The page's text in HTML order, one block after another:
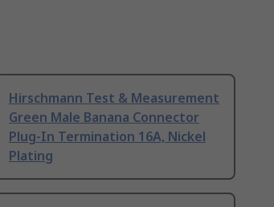
Hirschmann Test & Measurement
Green Male Banana Connector
Plug-In Termination 16A, Nickel
Plating